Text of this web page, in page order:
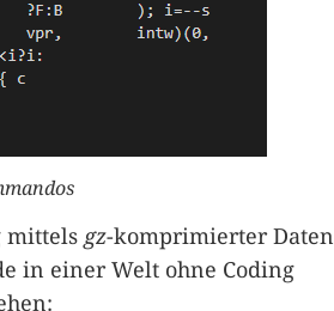
mittels gz-komprimierter Daten
in einer Welt ohne Coding